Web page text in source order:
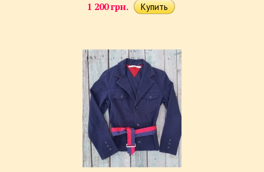
1 200 грн.